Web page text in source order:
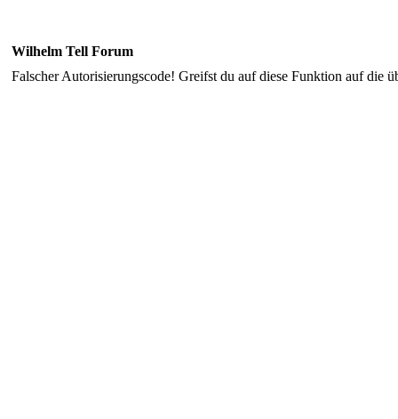
Wilhelm Tell Forum
Falscher Autorisierungscode! Greifst du auf diese Funktion auf die